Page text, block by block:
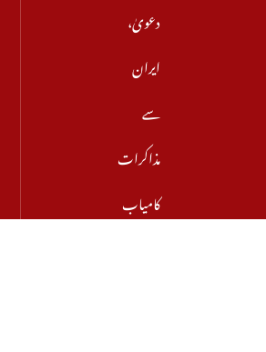
دعویٰ،
ایران
سے
مذاکرات
کامیاب